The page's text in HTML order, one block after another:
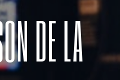
DE LA